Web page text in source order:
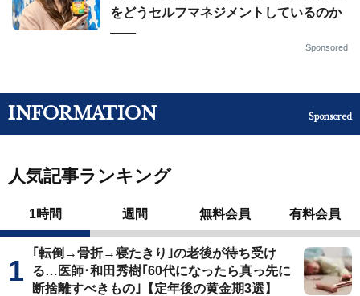
をどうセルフマネジメントしているのか
——
Sponsored
INFORMATION Sponsored
人気記事ランキング
1時間 週間 無料会員 有料会員
｢転倒→骨折→寝たきり｣の老後が待ち受け
る…医師･和田秀樹｢60代になったら真っ先に
断捨離すべきもの｣【定年後の黄金期3選】